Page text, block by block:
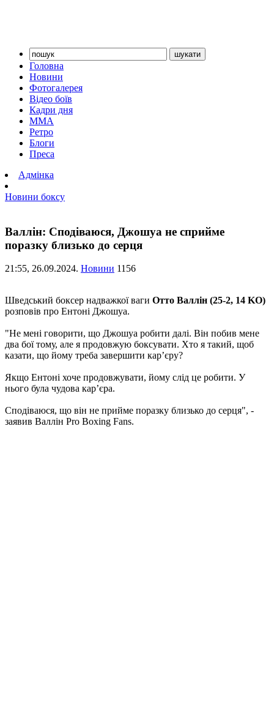
Головна
Новини
Фотогалерея
Відео боїв
Кадри дня
ММА
Ретро
Блоги
Преса
Адмінка
Новини боксу
Валлін: Сподіваюся, Джошуа не сприйме
поразку близько до серця
21:55, 26.09.2024. Новини 1156
Шведський боксер надважкої ваги Отто Валлін (25-2, 14 KO)
розповів про Ентоні Джошуа.
"Не мені говорити, що Джошуа робити далі. Він побив мене
два бої тому, але я продовжую боксувати. Хто я такий, щоб
казати, що йому треба завершити кар’єру?
Якщо Ентоні хоче продовжувати, йому слід це робити. У
нього була чудова кар’єра.
Сподіваюся, що він не прийме поразку близько до серця", -
заявив Валлін Pro Boxing Fans.